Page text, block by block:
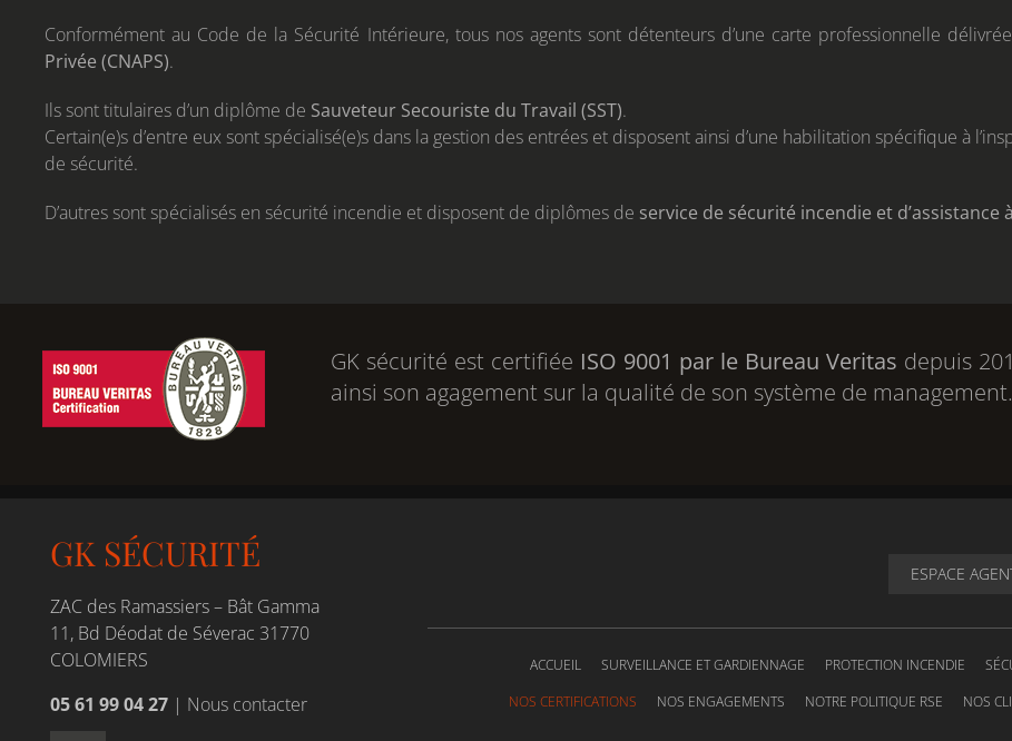
Conformément au Code de la Sécurité Intérieure, tous nos agents sont détenteurs d’une carte professionnelle
Privée (CNAPS).
Ils sont titulaires d’un diplôme de Sauveteur Secouriste du Travail (SST).
Certain(e)s d’entre eux sont spécialisé(e)s dans la gestion des entrées et disposent ainsi d’une habilitation spécifique à
de sécurité.
D’autres sont spécialisés en sécurité incendie et disposent de diplômes de service de sécurité incendie et d’assistance
GK sécurité est certifiée ISO 9001 par le Bureau Veritas depuis
ainsi son agagement sur la qualité de son système de management.
GK SÉCURITÉ
ZAC des Ramassiers – Bât Gamma
11, Bd Déodat de Séverac 31770
COLOMIERS
05 61 99 04 27 | Nous contacter
ESPACE
ACCUEIL SURVEILLANCE ET GARDIENNAGE PROTECTION INCENDIE
NOS CERTIFICATIONS
NOS ENGAGEMENTS NOTRE POLITIQUE RSE NOS